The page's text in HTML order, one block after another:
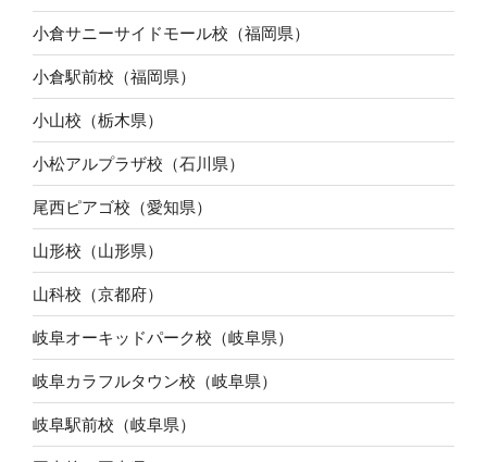
小倉サニーサイドモール校（福岡県）
小倉駅前校（福岡県）
小山校（栃木県）
小松アルプラザ校（石川県）
尾西ピアゴ校（愛知県）
山形校（山形県）
山科校（京都府）
岐阜オーキッドパーク校（岐阜県）
岐阜カラフルタウン校（岐阜県）
岐阜駅前校（岐阜県）